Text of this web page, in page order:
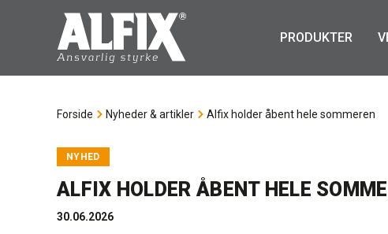
PRODUKTER
Forside Nyheder & artikler Alfix holder åbent hele sommeren
NYHED
ALFIX HOLDER ÅBENT HELE
30.06.2026